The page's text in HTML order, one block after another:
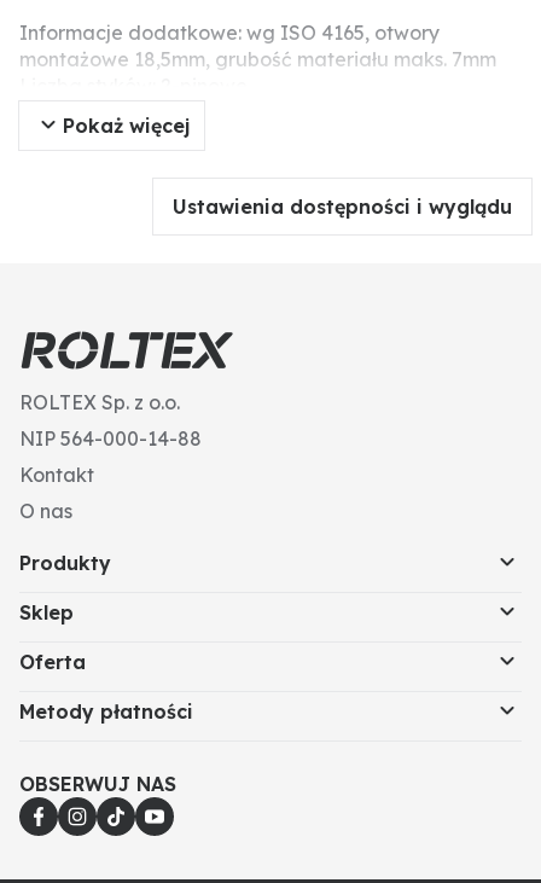
Informacje dodatkowe: wg ISO 4165, otwory
montażowe 18,5mm, grubość materiału maks. 7mm
Wersja: wersja metalowa, z pokrywą i połączeniem
śrubowym, obciążalność maks.8 A przy 24 V
Pokaż więcej
Ustawienia dostępności i wyglądu
ROLTEX Sp. z o.o.
NIP 564-000-14-88
Kontakt
O nas
Produkty
Sklep
Oferta
Metody płatności
OBSERWUJ NAS